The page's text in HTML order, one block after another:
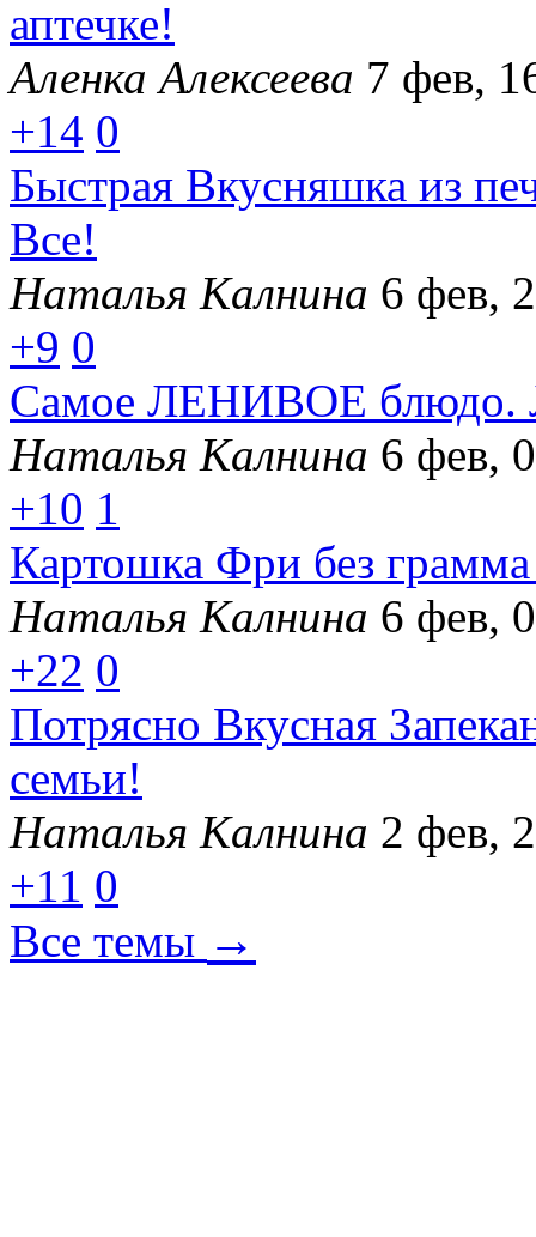
аптечке!
Аленка Алексеева 7 фев,
+14 0
Быстрая Вкусняшка из
Все!
Наталья Калнина 6 фев,
+9 0
Самое ЛЕНИВОЕ блюдо.
Наталья Калнина 6 фев,
+10 1
Картошка Фри без
Наталья Калнина 6 фев,
+22 0
Потрясно Вкусная
семьи!
Наталья Калнина 2 фев,
+11 0
Все темы →